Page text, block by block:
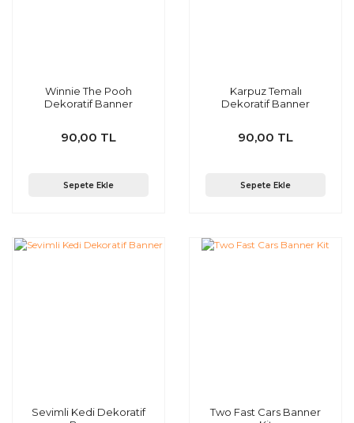
Winnie The Pooh
Dekoratif Banner
90,00 TL
Sepete Ekle
Karpuz Temalı
Dekoratif Banner
90,00 TL
Sepete Ekle
Sevimli Kedi Dekoratif
Two Fast Cars Banner